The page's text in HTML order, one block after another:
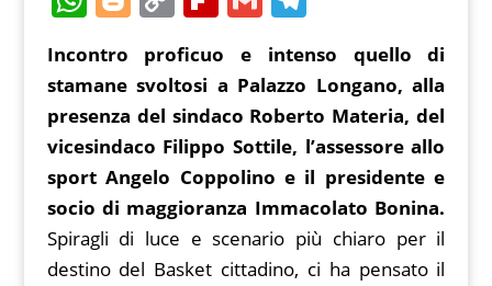
c
e
b
o
o
k
itt
er
ai
l
er
e
st
di
t
at
s
A
p
p
g
g
er
o
p
y
Li
n
k
b
o
ar
d
m
ai
l
e
gr
a
m
Incontro proficuo e intenso quello di
stamane svoltosi a Palazzo Longano, alla
presenza del sindaco Roberto Materia, del
vicesindaco Filippo Sottile, l’assessore allo
sport Angelo Coppolino e il presidente e
socio di maggioranza Immacolato Bonina.
Spiragli di luce e scenario più chiaro per il
destino del Basket cittadino, ci ha pensato il